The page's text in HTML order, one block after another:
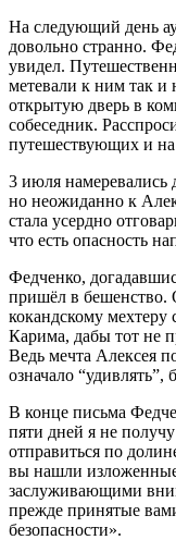
На следующий день
довольно странно.
увидел.
метевали к ним так и
открытую дверь в
собеседник.
путешествующих и на
3 июля намеревались
но неожиданно к
стала усердно
что есть опасность
Федченко,
пришёл в бешенство.
кокандскому мехтеру
Карима, дабы тот не
Ведь мечта Алексея
означало “удивлять”,
В конце письма
пяти дней я не
отправиться по
вы нашли
заслуживающими
прежде принятые
безопасности».